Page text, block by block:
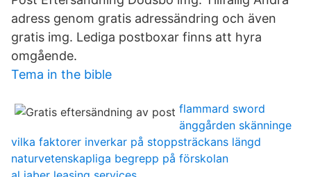
adress genom gratis adressändring och även
gratis img. Lediga postboxar finns att hyra
omgående.
Tema in the bible
flammard sword
änggården skänninge
vilka faktorer inverkar på stoppsträckans längd
naturvetenskapliga begrepp på förskolan